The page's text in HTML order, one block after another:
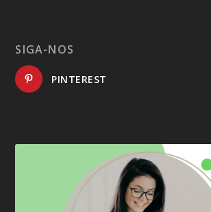
SIGA-NOS
PINTEREST